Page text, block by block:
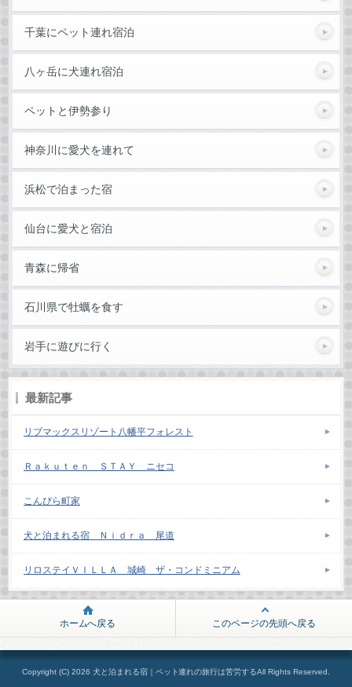
千葉にペット連れ宿泊
八ヶ岳に犬連れ宿泊
ペットと伊勢参り
神奈川に愛犬を連れて
浜松で泊まった宿
仙台に愛犬と宿泊
青森に帰省
石川県で牡蠣を食す
岩手に遊びに行く
最新記事
リブマックスリゾート八幡平フォレスト
Ｒａｋｕｔｅｎ ＳＴＡＹ ニセコ
こんぴら町家
犬と泊まれる宿 Ｎｉｄｒａ 尾道
リロステイＶＩＬＬＡ 城崎 ザ・コンドミニアム
ホームへ戻る このページの先頭へ戻る
Copyright (C) 2026 犬と泊まれる宿｜ペット連れの旅行は苦労するAll Rights Reserved.